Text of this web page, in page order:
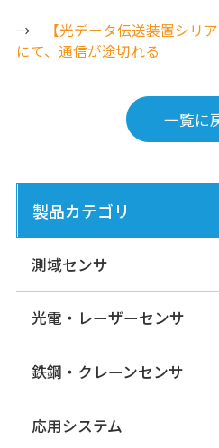
→
【光データ伝送装置シリ
にて、通信が途切れる
一覧に
製品カテゴリ
測域センサ
光電・レーザーセンサ
鉄鋼・クレーンセンサ
応用システム